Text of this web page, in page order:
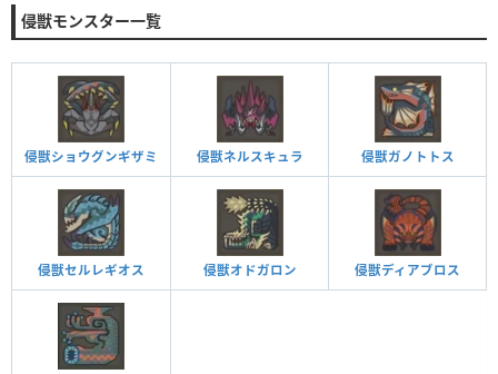
侵獣モンスター一覧
侵獣ショウグンギザミ 侵獣ネルスキュラ 侵獣ガノトトス
侵獣セルレギオス 侵獣オドガロン 侵獣ディアブロス